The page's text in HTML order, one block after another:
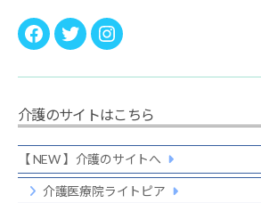
Facebooktwitterinstagram
介護のサイトはこちら
【 NEW 】介護のサイトへ
介護医療院ライトピア